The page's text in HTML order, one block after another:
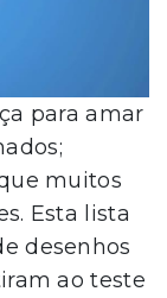
para amar
muitos
Esta lista
desenhos
ao teste